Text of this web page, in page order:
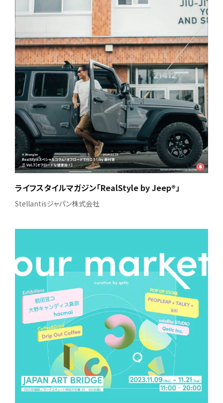
ライフスタイルマガジン「RealStyle by Jeep®」
Stellantisジャパン株式会社